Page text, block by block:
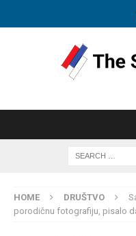
HOME DRUŠTVO
porodičnu fotografiju, pisalo